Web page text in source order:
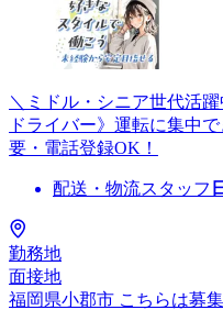
＼ミドル・シニア世代活
ドライバー》運転に集中
要・電話登録OK！
配送・物流スタッフ
勤務地
面接地
福岡県小郡市 こちらは募